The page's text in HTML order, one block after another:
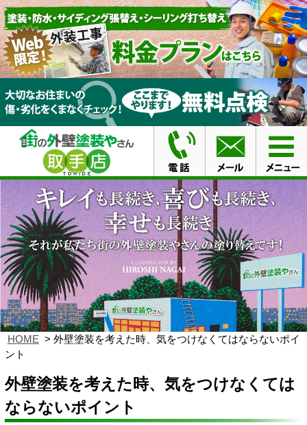
HOME
外壁塗装を考えた時、気をつけなくてはならないポイ
ント
外壁塗装を考えた時、気をつけなくては
ならないポイント